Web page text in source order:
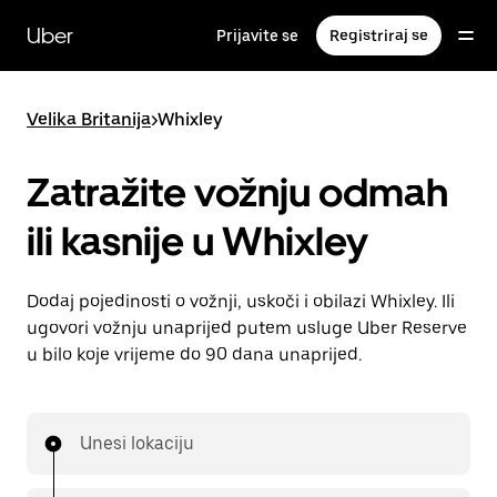
glavni
sadržaj
Uber Prijavite se Registriraj se
Velika Britanija>Whixley
Zatražite vožnju odmah
ili kasnije u Whixley
Dodaj pojedinosti o vožnji, uskoči i obilazi Whixley. Ili
ugovori vožnju unaprijed putem usluge Uber Reserve
u bilo koje vrijeme do 90 dana unaprijed.
Unesi lokaciju